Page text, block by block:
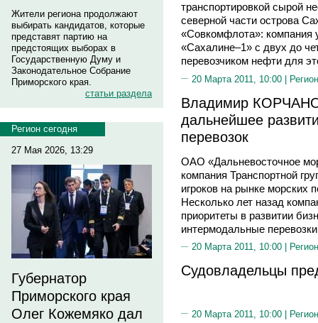
Жители региона продолжают
выбирать кандидатов, которые
представят партию на
предстоящих выборах в
Государственную Думу и
Законодательное Собрание
Приморского края.
статьи раздела
Регион сегодня
27 Мая 2026, 13:29
Губернатор
Приморского края
Олег Кожемяко дал
транспортировкой сырой
северной части острова
«Совкомфлота»: компания
«Сахалине–1» с двух до
перевозчиком нефти для
20 Марта 2011, 10:00 |
Владимир
дальнейшее
перевозок
ОАО «Дальневосточное
компания Транспортной
игроков на рынке морских
Несколько лет назад
приоритеты в развитии
интермодальные
20 Марта 2011, 10:00 |
Судовладельцы
20 Марта 2011, 10:00 |